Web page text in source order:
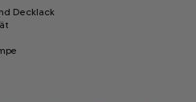
Decklack